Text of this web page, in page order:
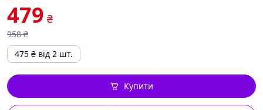
479 ₴
958 ₴
475 ₴ від 2 шт.
Купити